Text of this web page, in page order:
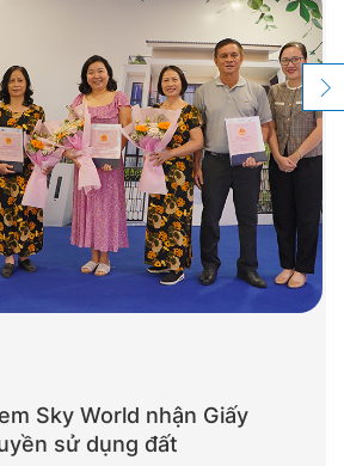
Sky World nhận Giấy
sử dụng đất